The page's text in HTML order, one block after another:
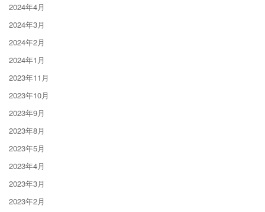
2024年4月
2024年3月
2024年2月
2024年1月
2023年11月
2023年10月
2023年9月
2023年8月
2023年5月
2023年4月
2023年3月
2023年2月